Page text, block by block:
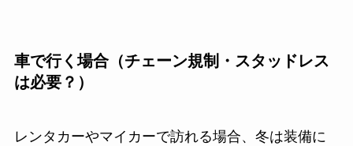
車で行く場合（チェーン規制・スタッドレス
は必要？）
レンタカーやマイカーで訪れる場合、冬は装備に